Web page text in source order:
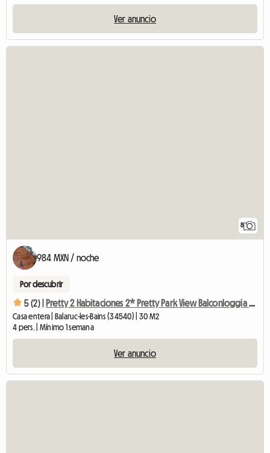
Ver anuncio
8
984 MXN / noche
Por descubrir
5 (2) | Pretty 2 Habitaciones 2* Pretty Park View Balconloggia Wifi Estacionamiento
Casa entera | Balaruc-les-Bains (34540) | 30 M2
4 pers. | Mínimo 1 semana
Ver anuncio